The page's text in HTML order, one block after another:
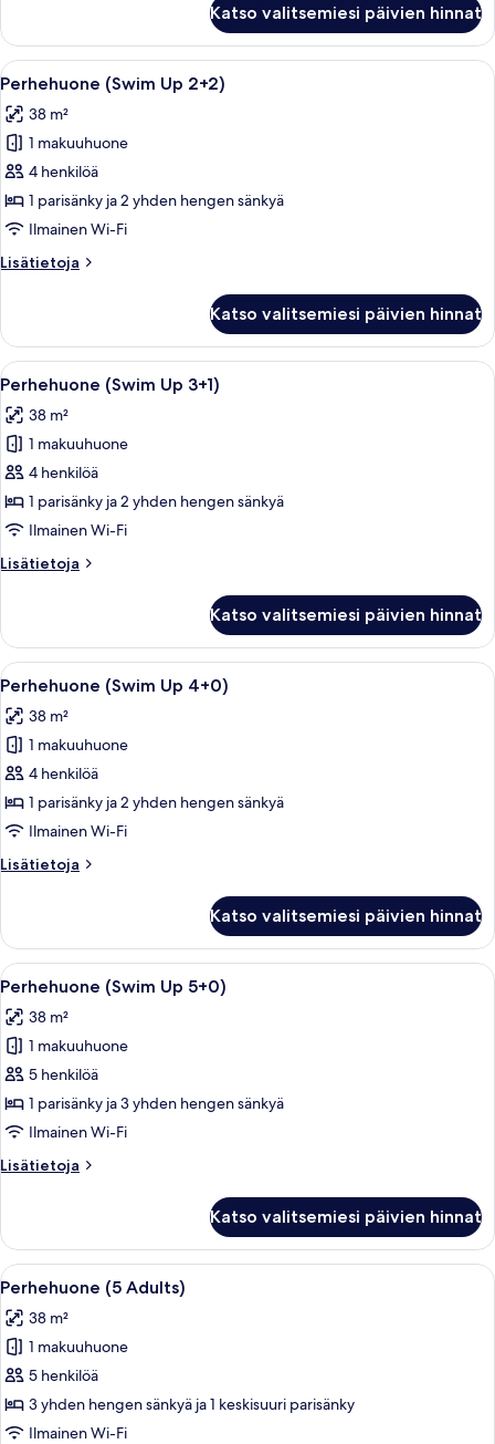
uima-
altaalle
(4
Katso valitsemiesi päivien hinnat
Avaa
kaikki
huonetyypin
Perhehuone
(Swim
Up
2+2)
Uima-allasalue, jolta on esteetön
7
Perhehuone (Swim Up 2+2)
38 m²
1 makuuhuone
4 henkilöä
1 parisänky ja 2 yhden hengen sänkyä
Ilmainen Wi-Fi
Lisätietoja
Lisätietoja
Up
2+2)
Katso valitsemiesi päivien hinnat
Avaa
kaikki
huonetyypin
Perhehuone
(Swim
Up
3+1)
Uima-allasalue, jolta on esteetön
7
Perhehuone (Swim Up 3+1)
38 m²
1 makuuhuone
4 henkilöä
1 parisänky ja 2 yhden hengen sänkyä
Ilmainen Wi-Fi
Lisätietoja
Lisätietoja
Up
3+1)
Katso valitsemiesi päivien hinnat
Avaa
kaikki
huonetyypin
Perhehuone
(Swim
Up
4+0)
Uima-allasalue, jolta on esteetön
7
Perhehuone (Swim Up 4+0)
38 m²
1 makuuhuone
4 henkilöä
1 parisänky ja 2 yhden hengen sänkyä
Ilmainen Wi-Fi
Lisätietoja
Lisätietoja
Up
4+0)
Katso valitsemiesi päivien hinnat
Avaa
kaikki
huonetyypin
Perhehuone
(Swim
Up
5+0)
Uima-allasalue, jolta on esteetön
7
Perhehuone (Swim Up 5+0)
38 m²
1 makuuhuone
5 henkilöä
1 parisänky ja 3 yhden hengen sänkyä
Ilmainen Wi-Fi
Lisätietoja
Lisätietoja
Up
5+0)
Katso valitsemiesi päivien hinnat
Avaa
kaikki
huonetyypin
Perhehuone
(5
Adults)
kuvat
Hotellihuone, jossa on kaksi sänkyä,
5
Perhehuone (5 Adults)
38 m²
1 makuuhuone
5 henkilöä
3 yhden hengen sänkyä ja 1 keskisuuri parisänky
Ilmainen Wi-Fi